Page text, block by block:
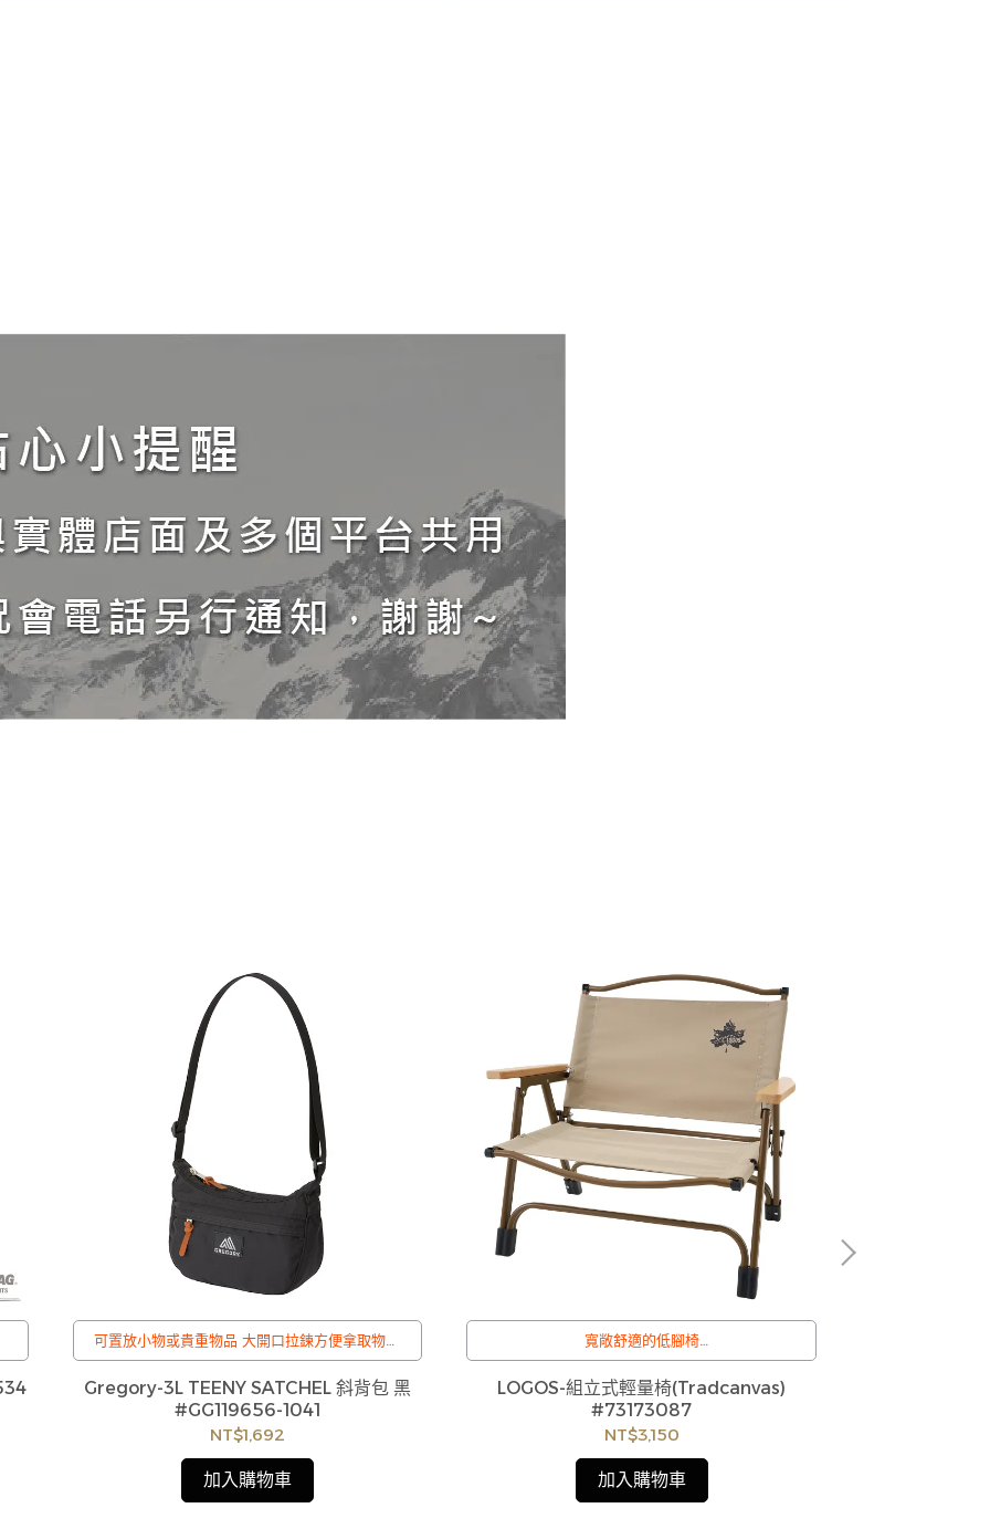
可置放小物或貴重物品 大開口拉鍊方便拿取物品
可調式肩背帶
/
訂購注意事項 :
商品流動性快且多個平台共用庫存，偶有下單後
缺貨情形，客服人員將立即與您聯繫交期或更換
商品，如無法出貨，本公司將有權取消訂單，造
成不便尚請見諒。如遇庫存不足無法下單，亦歡
迎洽詢客服。
Gregory-3L TEENY SATCHEL 斜背包 黑
#GG119656-1041
NT$1,692
加入購物車
寬敞舒適的低腳椅
/
訂購注意事項 :
商品流動性快且多個平台共用庫存，偶有下單後
缺貨情形，客服人員將立即與您聯繫交期或更換
商品，如無法出貨，本公司將有權取消訂單，造
成不便尚請見諒。如遇庫存不足無法下單，亦歡
迎洽詢客服。
LOGOS-組立式輕量椅(Tradcanvas)
#73173087
NT$3,150
加入購物車